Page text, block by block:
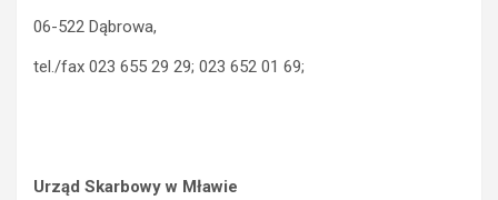
06-522 Dąbrowa,
tel./fax 023 655 29 29; 023 652 01 69;
Urząd Skarbowy w Mławie